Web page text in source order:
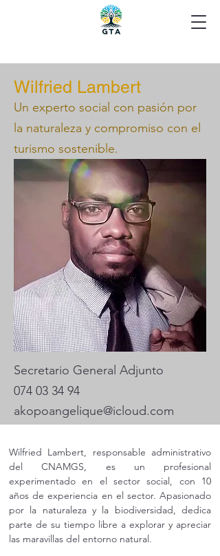
Wilfried Lambert
Un experto social con pasión por
la naturaleza y compromiso con el
turismo sostenible.
Secretario General Adjunto
074 03 34 94
akopoangelique@icloud.com
Wilfried Lambert, responsable administrativo
del CNAMGS, es un profesional
experimentado en el sector social, con 10
años de experiencia en el sector. Apasionado
por la naturaleza y la biodiversidad, dedica
parte de su tiempo libre a explorar y apreciar
las maravillas del entorno natural.